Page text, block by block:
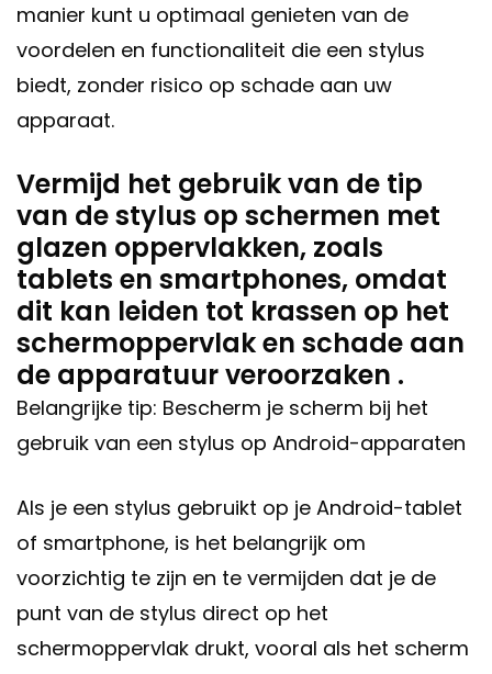
manier kunt u optimaal genieten van de
voordelen en functionaliteit die een stylus
biedt, zonder risico op schade aan uw
apparaat.
Vermijd het gebruik van de tip
van de stylus op schermen met
glazen oppervlakken, zoals
tablets en smartphones, omdat
dit kan leiden tot krassen op het
schermoppervlak en schade aan
de apparatuur veroorzaken .
Belangrijke tip: Bescherm je scherm bij het
gebruik van een stylus op Android-apparaten
Als je een stylus gebruikt op je Android-tablet
of smartphone, is het belangrijk om
voorzichtig te zijn en te vermijden dat je de
punt van de stylus direct op het
schermoppervlak drukt, vooral als het scherm